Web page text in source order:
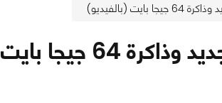
(بالفيديو)
(بالفيديو)